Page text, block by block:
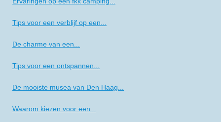
Tips voor een verblijf op een...
De charme van een...
Tips voor een ontspannen...
De mooiste musea van Den Haag...
Waarom kiezen voor een...